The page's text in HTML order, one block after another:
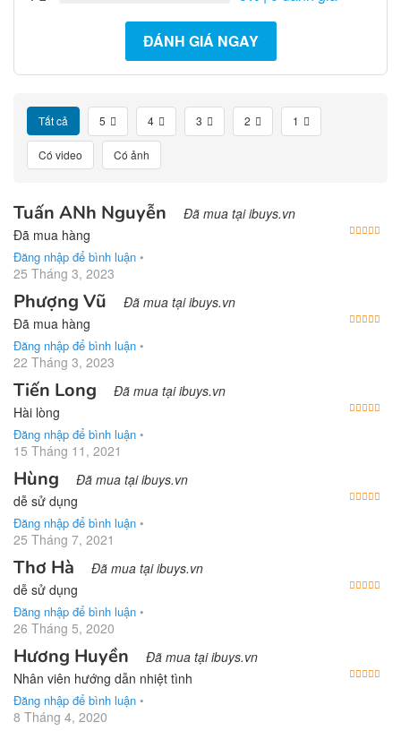
ĐÁNH GIÁ NGAY
Tất cả 5 4 3 2 1
Có video Có ảnh
Tuấn ANh Nguyễn Đã mua tại ibuys.vn
Đã mua hàng
Đăng nhập để bình luận •
25 Tháng 3, 2023
Phượng Vũ Đã mua tại ibuys.vn
Đã mua hàng
Đăng nhập để bình luận •
22 Tháng 3, 2023
Tiến Long Đã mua tại ibuys.vn
Hài lòng
Đăng nhập để bình luận •
15 Tháng 11, 2021
Hùng Đã mua tại ibuys.vn
dễ sử dụng
Đăng nhập để bình luận •
25 Tháng 7, 2021
Thơ Hà Đã mua tại ibuys.vn
dễ sử dụng
Đăng nhập để bình luận •
26 Tháng 5, 2020
Hương Huyền Đã mua tại ibuys.vn
Nhân viên hướng dẫn nhiệt tình
Đăng nhập để bình luận •
8 Tháng 4, 2020